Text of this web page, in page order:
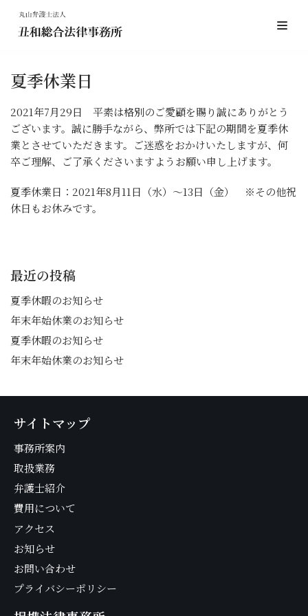
コ
ン
へ
ス
キ
ッ
プ
夏季休業日
2021年7月29日 平素は格別のご愛顧を賜り誠にありがとう
ございます。誠に勝手ながら、弊所では下記の期間を夏季休
業とさせていただきます。ご迷惑をおかけいたしますが、何
卒ご理解、ご了承くださいますようお願い申し上げます。
夏季休業日：2021年8月11日（水）～13日（金） ※その他祝
休日もお休みです。
最近の投稿
夏季休暇のお知らせ
年末年始休業のお知らせ
夏季休暇のお知らせ
年末年始休業のお知らせ
サイトマップ
事務所案内
取扱業務
弁護士紹介
費用について
アクセス
お知らせ
お問い合わせ
プライバシーポリシー